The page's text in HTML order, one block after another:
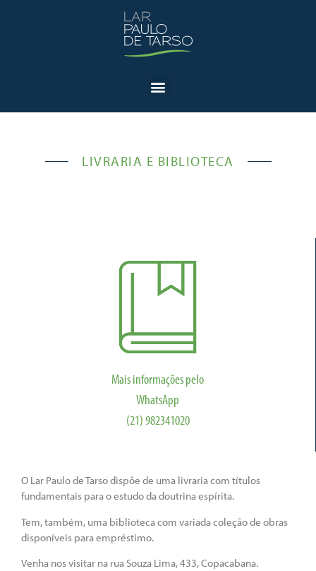
LIVRARIA E BIBLIOTECA
Mais informações pelo
WhatsApp
(21) 982341020
O Lar Paulo de Tarso dispõe de uma livraria com títulos
fundamentais para o estudo da doutrina espírita.
Tem, também, uma biblioteca com variada coleção de obras
disponíveis para empréstimo.
Venha nos visitar na rua Souza Lima, 433, Copacabana.